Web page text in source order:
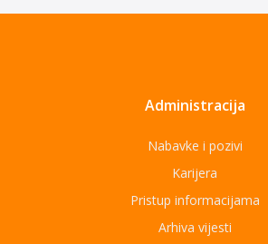
Administracija
Nabavke i pozivi
Karijera
Pristup informacijama
Arhiva vijesti